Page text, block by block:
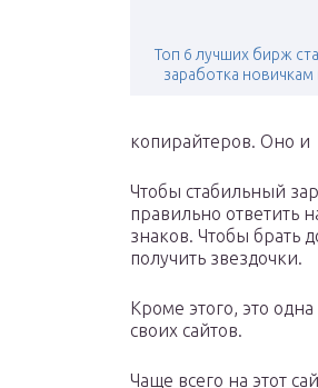
Топ 6 лучших бирж
заработка новичкам
копирайтеров. Оно и
Чтобы стабильный
правильно ответить
знаков. Чтобы брать
получить звездочки.
Кроме этого, это
своих сайтов.
Чаще всего на этот